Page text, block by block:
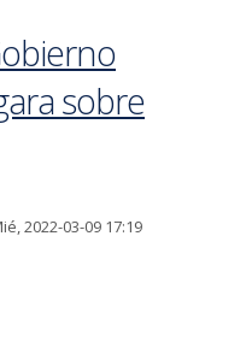
sobre
2022-03-09 17:19